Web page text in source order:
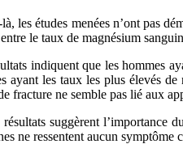
là, les études menées n’ont pas
le taux de magnésium
indiquent que les hommes
ayant les taux les plus élevés
fracture ne semble pas lié aux
suggèrent l’importance
ne ressentent aucun symptôme